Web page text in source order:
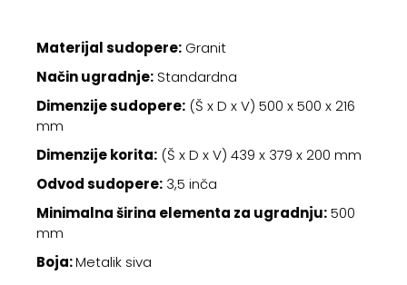
Materijal sudopere: Granit
Način ugradnje:Standardna
Dimenzije sudopere: (Š x D x V) 500 x 500 x 216
mm
Dimenzije korita: (Š x D x V) 439 x 379 x 200 mm
Odvod sudopere: 3,5 inča
Minimalna širina elementa za ugradnju:500
mm
Boja:Metalik siva